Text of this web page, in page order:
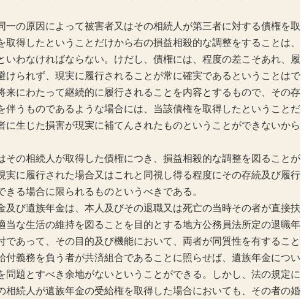
の原因によって被害者又はその相続人が第三者に対する債権を取
得したということだけから右の損益相殺的な調整をすることは、
いわなければならない。けだし、債権には、程度の差こそあれ、履
けられず、現実に履行されることが常に確実であるということはで
来にわたって継続的に履行されることを内容とするもので、その存
伴うものであるような場合には、当該債権を取得したということだ
に生じた損害が現実に補てんされたものということができないから
の相続人が取得した債権につき、損益相殺的な調整を図ることが
実に履行された場合又はこれと同視し得る程度にその存続及び履行
る場合に限られるものというべきである。
び遺族年金は、本人及びその退職又は死亡の当時その者が直接扶
当な生活の維持を図ることを目的とする地方公務員法所定の退職年
であって、その目的及び機能において、両者が同質性を有すること
付義務を負う者が共済組合であることに照らせば、遺族年金につい
問題とすべき余地がないということができる。しかし、法の規定に
相続人が遺族年金の受給権を取得した場合においても、その者の婚